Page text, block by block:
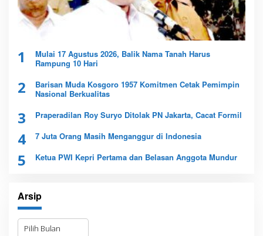
1
Mulai 17 Agustus 2026, Balik Nama Tanah Harus
Rampung 10 Hari
2
Barisan Muda Kosgoro 1957 Komitmen Cetak Pemimpin
Nasional Berkualitas
3 Praperadilan Roy Suryo Ditolak PN Jakarta, Cacat Formil
4 7 Juta Orang Masih Menganggur di Indonesia
5 Ketua PWI Kepri Pertama dan Belasan Anggota Mundur
Arsip
A